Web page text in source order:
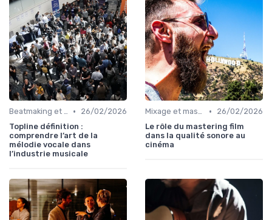
Beatmaking et composition •
26/02/2026
Topline définition :
comprendre l’art de la
mélodie vocale dans
l’industrie musicale
Mixage et mastering •
26/02/2026
Le rôle du mastering film
dans la qualité sonore au
cinéma